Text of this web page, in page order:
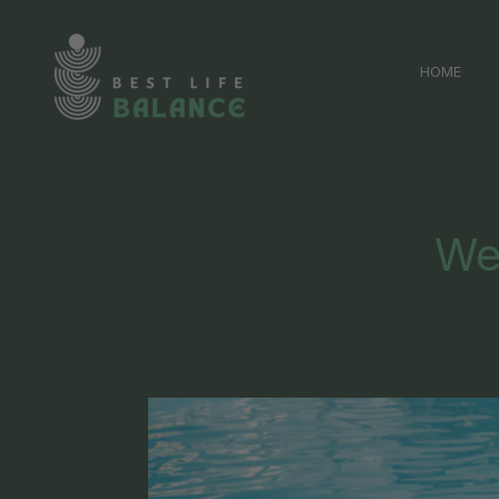
springen
HOME
Work-
Life-
Balance: